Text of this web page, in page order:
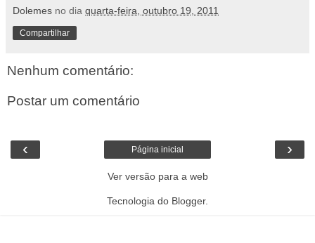
Dolemes no dia quarta-feira, outubro 19, 2011
Compartilhar
Nenhum comentário:
Postar um comentário
‹ ›
Página inicial
Ver versão para a web
Tecnologia do Blogger.